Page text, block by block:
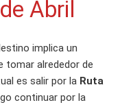
Abril
implica un
tomar alrededor de
es salir por la Ruta
continuar por la